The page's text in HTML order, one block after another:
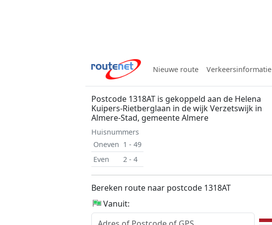
Nieuwe route Verkeersinformatie
Postcode 1318AT is gekoppeld aan de Helena
Kuipers-Rietberglaan in de wijk Verzetswijk in
Almere-Stad, gemeente Almere
Huisnummers
Oneven 1 - 49
Even
2 - 4
Bereken route naar postcode 1318AT
Vanuit: